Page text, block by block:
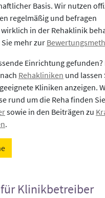
Basis. Wir nutzen
regelmäßig und befragen
in der Rehaklinik
mehr zur
Einrichtung gefunden?
Rehakliniken und lassen
Kliniken anzeigen.
rund um die Reha finden
sowie in den Beiträgen zu
.
Klinikbetreiber